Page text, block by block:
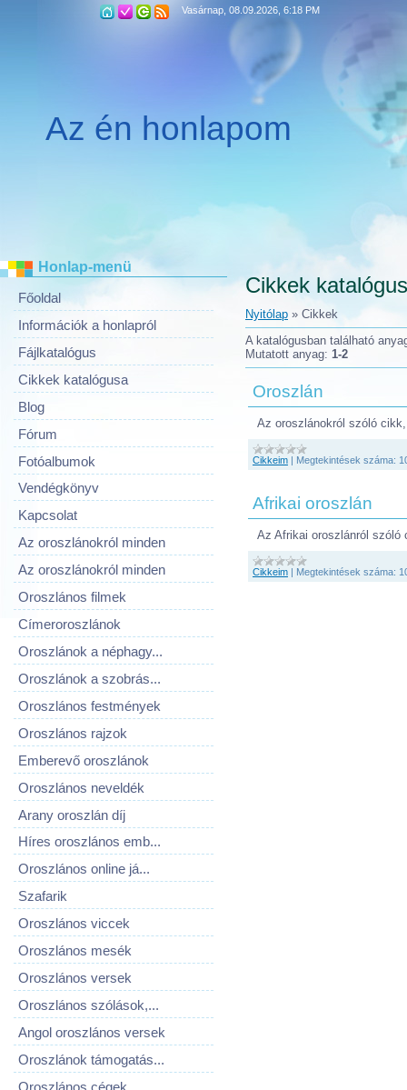
Vasárnap, 08.09.2026, 6:18 PM
Az én honlapom
Honlap-menü
Főoldal
Információk a honlapról
Fájlkatalógus
Cikkek katalógusa
Blog
Fórum
Fotóalbumok
Vendégkönyv
Kapcsolat
Az oroszlánokról minden
Az oroszlánokról minden
Oroszlános filmek
Címeroroszlánok
Oroszlánok a néphagy...
Oroszlánok a szobrás...
Oroszlános festmények
Oroszlános rajzok
Emberevő oroszlánok
Oroszlános neveldék
Arany oroszlán díj
Híres oroszlános emb...
Oroszlános online já...
Szafarik
Oroszlános viccek
Oroszlános mesék
Oroszlános versek
Oroszlános szólások,...
Angol oroszlános versek
Oroszlánok támogatás...
Oroszlános cégek
Cikkek
Nyitólap » Cikkek
A katalógusban található
Mutatott anyag: 1-2
Oroszlán
Az oroszlánokról szóló cikk,
Cikkeim | Megtekintések száma:
Afrikai oroszlán
Az Afrikai oroszlánról szóló
Cikkeim | Megtekintések száma: